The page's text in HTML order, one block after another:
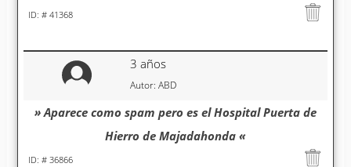
ID: # 41368
Autor: ABD
3 años
ID: # 36866
» Aparece como spam pero es el Hospital Puerta de
Hierro de Majadahonda «